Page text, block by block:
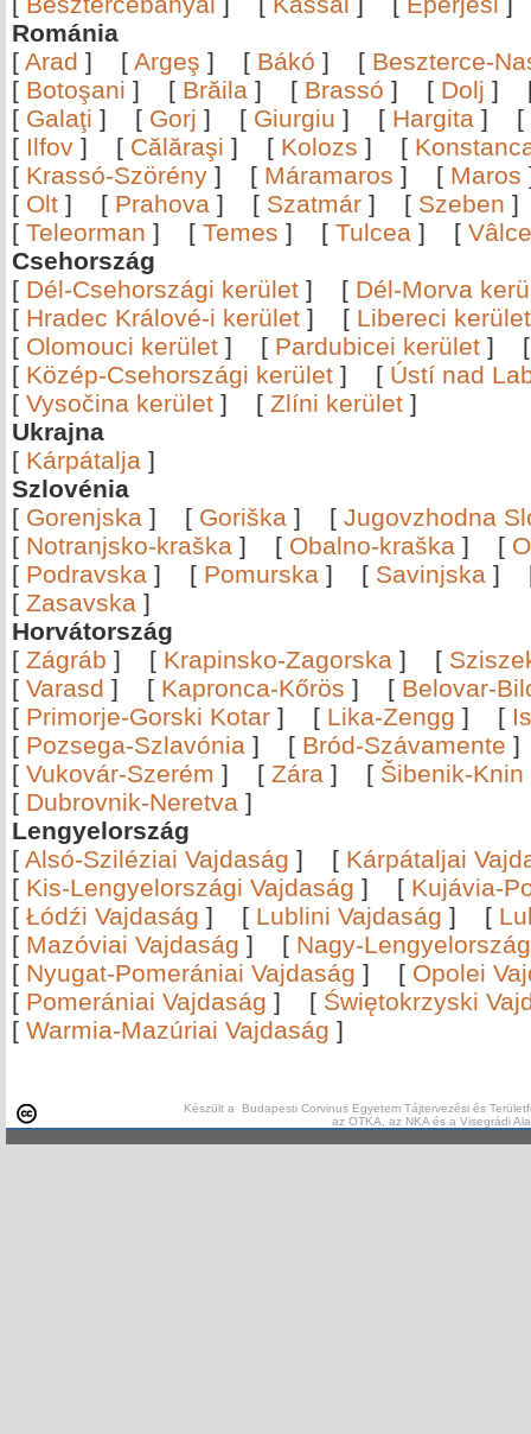
Románia
[ Arad ] [ Argeş ] [ Bákó ] [ Beszterce-
[ Botoşani ] [ Brăila ] [ Brassó ] [ Dolj ]
[ Galaţi ] [ Gorj ] [ Giurgiu ] [ Hargita ]
[
[ Ilfov ] [ Călăraşi ] [ Kolozs ] [
[ Krassó-Szörény ] [ Máramaros ] [ Maros
[ Olt ] [ Prahova ] [ Szatmár ] [ Szeben
[ Teleorman ] [ Temes ] [ Tulcea ] [
Csehország
[ Dél-Csehországi kerület ] [ Dél-Morva
[ Hradec Králové-i kerület ] [ Libereci kerület
[ Olomouci kerület ] [ Pardubicei kerület ]
[ Közép-Csehországi kerület ] [ Ústí nad
[ Vysočina kerület ] [ Zlíni kerület ]
Ukrajna
[ Kárpátalja ]
Szlovénia
[ Gorenjska ] [ Goriška ] [ Jugovzhodna
[ Notranjsko-kraška ] [ Obalno-kraška ] [
[ Podravska ] [ Pomurska ] [ Savinjska ]
[ Zasavska ]
Horvátország
[ Zágráb ] [ Krapinsko-Zagorska ] [
[ Varasd ] [ Kapronca-Kőrös ] [ Belovar-
[ Primorje-Gorski Kotar ] [ Lika-Zengg ] [
[ Pozsega-Szlavónia ] [ Bród-Szávamente
[ Vukovár-Szerém ] [ Zára ] [ Šibenik-Knin
[ Dubrovnik-Neretva ]
Lengyelország
[ Alsó-Sziléziai Vajdaság ] [ Kárpátaljai
[ Kis-Lengyelországi Vajdaság ] [ Kujávia-
[ Łódźi Vajdaság ] [ Lublini Vajdaság ] [
[ Mazóviai Vajdaság ] [ Nagy-
[ Nyugat-Pomerániai Vajdaság ] [ Opolei
[ Pomerániai Vajdaság ] [ Świętokrzyski
[ Warmia-Mazúriai Vajdaság ]
Készült a Budapesti Corvinus Egyetem Tájtervezési és
az OTKA, az NKA és a Visegrádi